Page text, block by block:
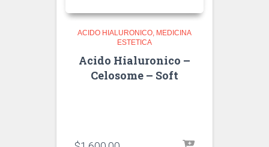
ACIDO HIALURONICO MEDICINA
ESTETICA
Acido Hialuronico –
Celosome – Soft